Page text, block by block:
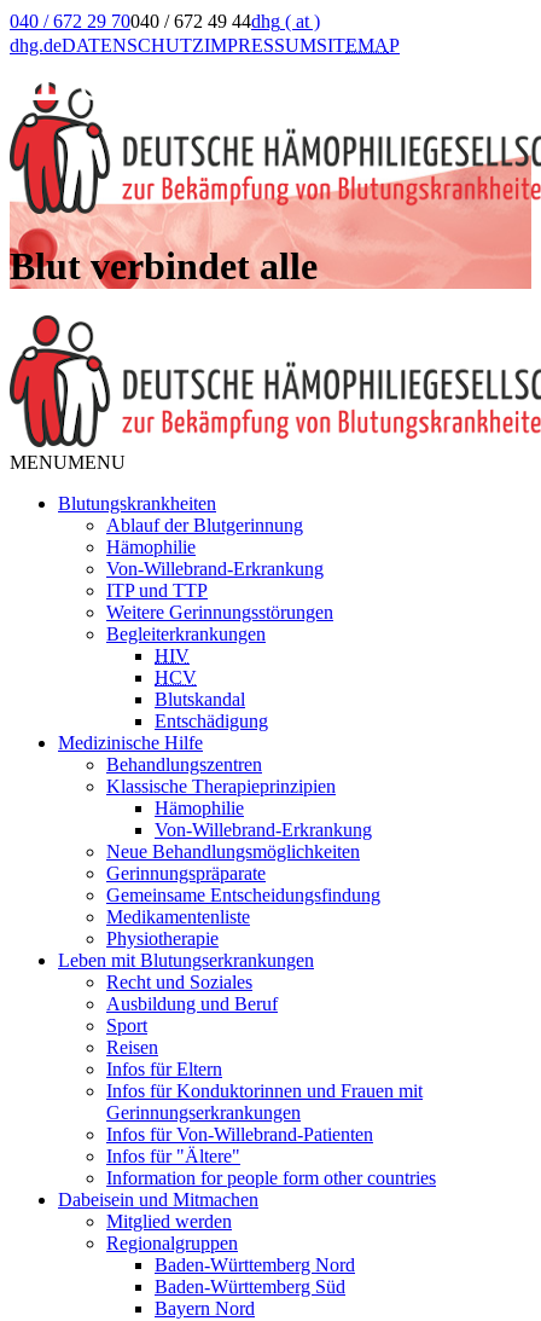
040 / 672 29 70040 / 672 49 44dhg ( at )
dhg.deDATENSCHUTZIMPRESSUMSITEMAP
Blut verbindet alle
MENUMENU
Blutungskrankheiten
Ablauf der Blutgerinnung
Hämophilie
Von-Willebrand-Erkrankung
ITP und TTP
Weitere Gerinnungsstörungen
Begleiterkrankungen
HIV
HCV
Blutskandal
Entschädigung
Medizinische Hilfe
Behandlungszentren
Klassische Therapieprinzipien
Hämophilie
Von-Willebrand-Erkrankung
Neue Behandlungsmöglichkeiten
Gerinnungspräparate
Gemeinsame Entscheidungsfindung
Medikamentenliste
Physiotherapie
Leben mit Blutungserkrankungen
Recht und Soziales
Ausbildung und Beruf
Sport
Reisen
Infos für Eltern
Infos für Konduktorinnen und Frauen mit
Gerinnungserkrankungen
Infos für Von-Willebrand-Patienten
Infos für "Ältere"
Information for people form other countries
Dabeisein und Mitmachen
Mitglied werden
Regionalgruppen
Baden-Württemberg Nord
Baden-Württemberg Süd
Bayern Nord